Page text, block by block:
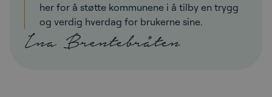
her for å støtte kommunene i å tilby en trygg
og verdig hverdag for brukerne sine.
Ina Brentebråten